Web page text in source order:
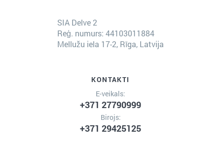
SIA Delve 2
Reģ. numurs: 44103011884
Mellužu iela 17-2, Rīga, Latvija
KONTAKTI
E-veikals:
+371 27790999
Birojs:
+371 29425125